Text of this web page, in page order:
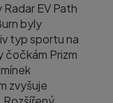
EV Path
byly
typ sportu na
čočkám Prizm
zvyšuje